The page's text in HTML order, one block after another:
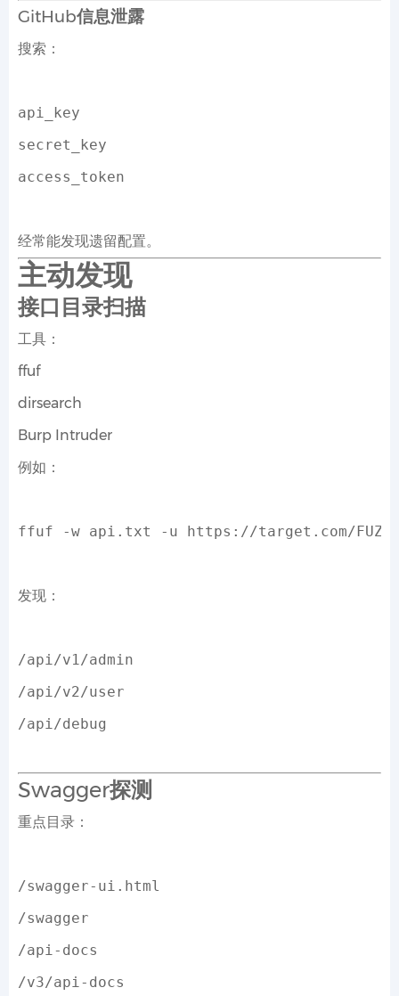
GitHub信息泄露
搜索：
api_key
secret_key
access_token
经常能发现遗留配置。
主动发现
接口目录扫描
工具：
ffuf
dirsearch
Burp Intruder
例如：
ffuf -w api.txt -u https://target.com/FUZZ
发现：
/api/v1/admin
/api/v2/user
/api/debug
Swagger探测
重点目录：
/swagger-ui.html
/swagger
/api-docs
/v3/api-docs